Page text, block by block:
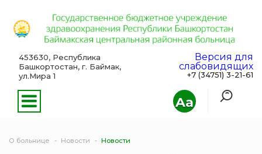
Aa
453630, Республика
Башкортостан, г. Баймак,
ул.Мира 1
Версия для
слабовидящих
+7 (34751) 3-21-61
О больнице Новости Новости